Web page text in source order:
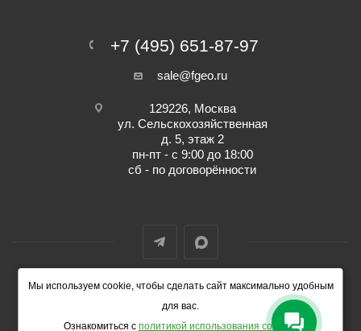
Мы используем cookie, чтобы сделать сайт максимально удобным
для вас.
Ознакомиться с политикой использования cookies.
+7 (495) 651-87-97
sale@fgeo.ru
129226, Москва
ул. Сельскохозяйственная
д. 5, этаж 2
пн-пт - с 9:00 до 18:00
сб - по договорённости
© 2014-2026 ФокусГео